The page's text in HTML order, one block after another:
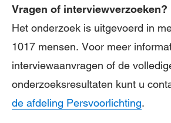
Vragen of interviewverzoeken?
Het onderzoek is uitgevoerd in
1017 mensen. Voor meer
interviewaanvragen of de
onderzoeksresultaten kunt u
de afdeling Persvoorlichting.